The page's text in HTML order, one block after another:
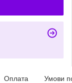
Оплата Умови